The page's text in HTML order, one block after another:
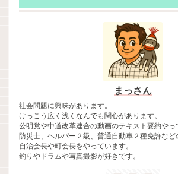
まっさん
社会問題に興味があります。
けっこう広く浅くなんでも関心があります。
公明党や中道改革連合の動画のテキスト要約やっ
防災士、ヘルパー２級、普通自動車２種免許など
自治会長や町会長をやっています。
釣りやドラムや写真撮影が好きです。